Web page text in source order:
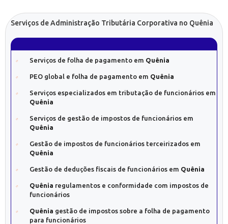
Serviços de Administração Tributária Corporativa no Quênia
Serviços de folha de pagamento em Quênia
PEO global e folha de pagamento em Quênia
Serviços especializados em tributação de funcionários em
Quênia
Serviços de gestão de impostos de funcionários em
Quênia
Gestão de impostos de funcionários terceirizados em
Quênia
Gestão de deduções fiscais de funcionários em Quênia
Quênia regulamentos e conformidade com impostos de
funcionários
Quênia gestão de impostos sobre a folha de pagamento
para funcionários